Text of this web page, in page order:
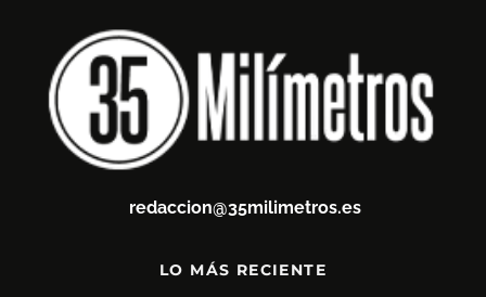
redaccion@35milimetros.es
LO MÁS RECIENTE